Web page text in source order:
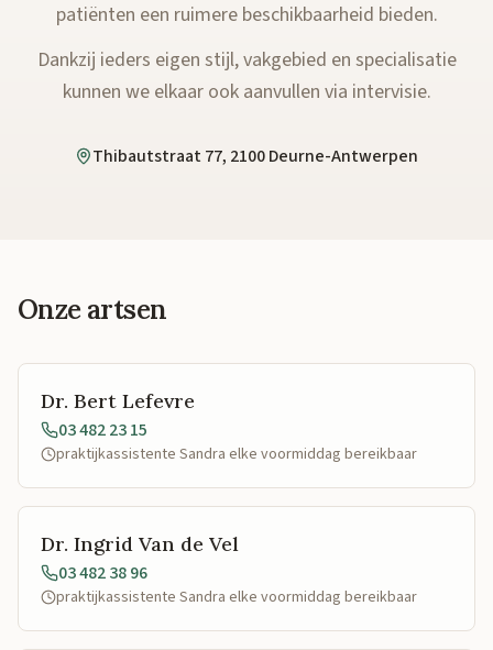
patiënten een ruimere beschikbaarheid bieden.
Dankzij ieders eigen stijl, vakgebied en specialisatie
kunnen we elkaar ook aanvullen via intervisie.
Thibautstraat 77, 2100 Deurne-Antwerpen
Onze artsen
Dr. Bert Lefevre
03 482 23 15
praktijkassistente Sandra elke voormiddag bereikbaar
Dr. Ingrid Van de Vel
03 482 38 96
praktijkassistente Sandra elke voormiddag bereikbaar